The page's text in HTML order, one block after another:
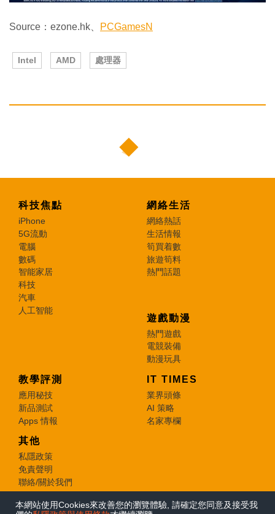
本網站使用Cookies來改善您的瀏覽體驗, 請確定您同意及接受我
Source：ezone.hk、 PCGamesN
Intel AMD 處理器
科技焦點
iPhone
5G流動
電腦
數碼
智能家居
科技
汽車
人工智能
網絡生活
網絡熱話
生活情報
筍買着數
旅遊筍料
熱門話題
遊戲動漫
熱門遊戲
電競裝備
動漫玩具
教學評測
應用秘技
新品測試
Apps 情報
IT TIMES
業界頭條
AI 策略
名家專欄
其他
私隱政策
免責聲明
聯絡/關於我們
© 2026 e-zone. All Rights Reserved.